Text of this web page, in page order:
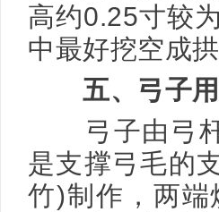
高约0.25寸较
中最好挖空成拱
五、弓子
弓子由弓杆
是支撑弓毛的
竹)制作，两端